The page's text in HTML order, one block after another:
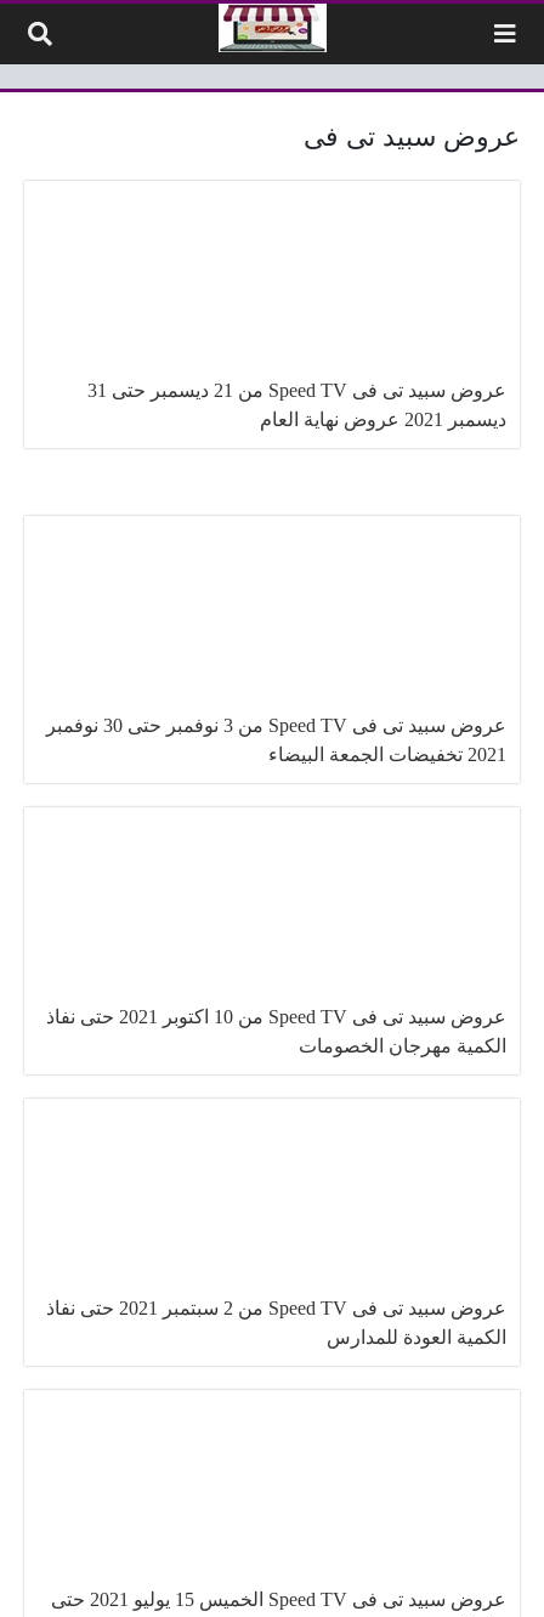
عروض سبيد تى فى
عروض سبيد تى فى Speed TV من 21 ديسمبر حتى 31
ديسمبر 2021 عروض نهاية العام
عروض سبيد تى فى Speed TV من 3 نوفمبر حتى 30 نوفمبر
2021 تخفيضات الجمعة البيضاء
عروض سبيد تى فى Speed TV من 10 اكتوبر 2021 حتى نفاذ
الكمية مهرجان الخصومات
عروض سبيد تى فى Speed TV من 2 سبتمبر 2021 حتى نفاذ
الكمية العودة للمدارس
عروض سبيد تى فى Speed TV الخميس 15 يوليو 2021 حتى